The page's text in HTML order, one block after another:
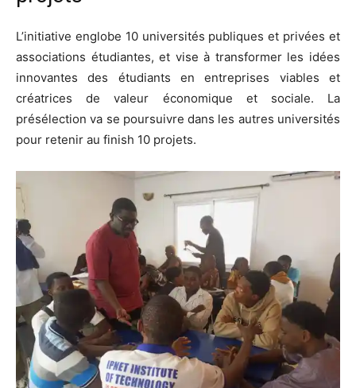
L’initiative englobe 10 universités publiques et privées et
associations étudiantes, et vise à transformer les idées
innovantes des étudiants en entreprises viables et
créatrices de valeur économique et sociale. La
présélection va se poursuivre dans les autres universités
pour retenir au finish 10 projets.